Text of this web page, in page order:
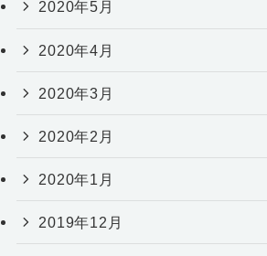
2020年5月
2020年4月
2020年3月
2020年2月
2020年1月
2019年12月